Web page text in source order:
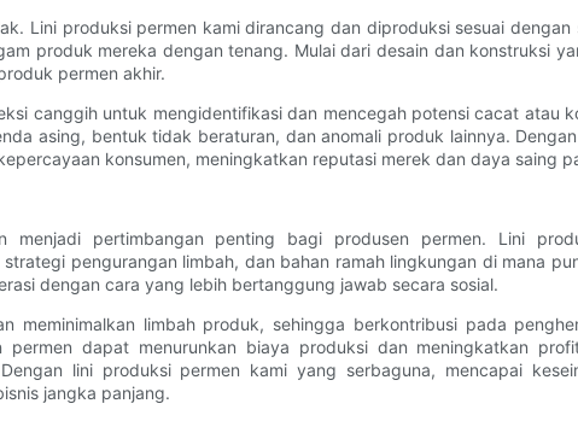
Lini produksi permen kami dirancang dan diproduksi sesuai
produk mereka dengan tenang. Mulai dari desain dan konstruksi
permen akhir.
canggih untuk mengidentifikasi dan mencegah potensi cacat atau
asing, bentuk tidak beraturan, dan anomali produk lainnya.
konsumen, meningkatkan reputasi merek dan daya saing
pertimbangan penting bagi produsen permen. Lini
pengurangan limbah, dan bahan ramah lingkungan di mana
dengan cara yang lebih bertanggung jawab secara sosial.
meminimalkan limbah produk, sehingga berkontribusi pada
dapat menurunkan biaya produksi dan meningkatkan
lini produksi permen kami yang serbaguna, mencapai
jangka panjang.